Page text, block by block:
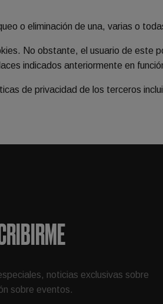
o eliminación de una, varias o
No obstante, el usuario de este
indicados anteriormente en
de privacidad de los terceros
noticias exclusivas sobre
sobre eventos.